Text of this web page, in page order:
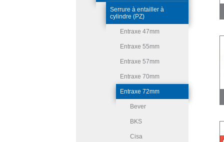
Serrure à entailler à
cylindre (PZ)
Entraxe 47mm
Entraxe 55mm
Entraxe 57mm
Entraxe 70mm
Entraxe 72mm
Bever
BKS
Cisa